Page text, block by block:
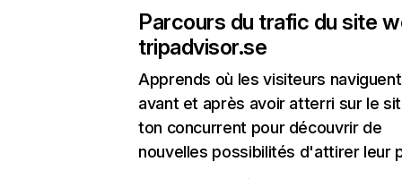
Parcours du trafic du site
tripadvisor.se
Apprends où les visiteurs naviguent
avant et après avoir atterri sur le
ton concurrent pour découvrir de
nouvelles possibilités d'attirer leur